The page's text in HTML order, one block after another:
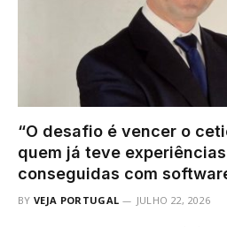
“O desafio é vencer o
quem já teve
conseguidas com
BY VEJA PORTUGAL JULHO 22, 2026